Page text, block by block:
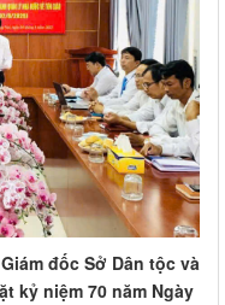
đốc Sở Dân tộc và
kỷ niệm 70 năm Ngày